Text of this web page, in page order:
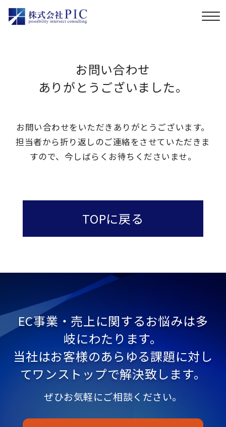
お問い合わせ
ありがとうございました。
お問い合わせをいただきありがとうございます。
担当者から折り返しのご連絡をさせていただきま
すので、 今しばらくお待ちくださいませ。
TOPに戻る
EC事業・売上に関するお悩みは多
岐にわたります。
当社はお客様のあらゆる課題に対し
てワンストップで解決致します。
ぜひお気軽にご相談ください。